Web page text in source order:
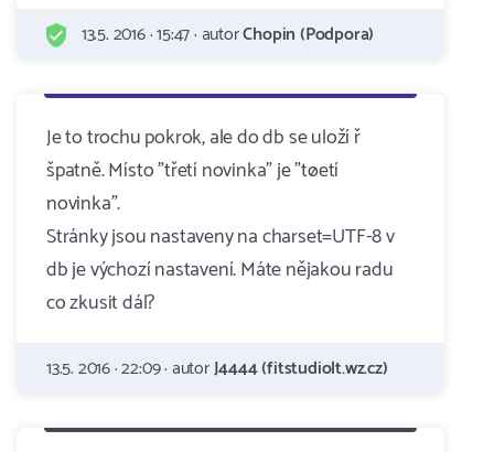
13.5. 2016 · 15:47 · autorChopin (Podpora)
Je to trochu pokrok, ale do db se uloží ř
špatně. Místo "třetí novinka" je "tøetí
novinka".
Stránky jsou nastaveny na charset=UTF-8 v
db je výchozí nastavení. Máte nějakou radu
co zkusit dál?
13.5. 2016 · 22:09 · autorJ4444 (fitstudiolt.wz.cz)